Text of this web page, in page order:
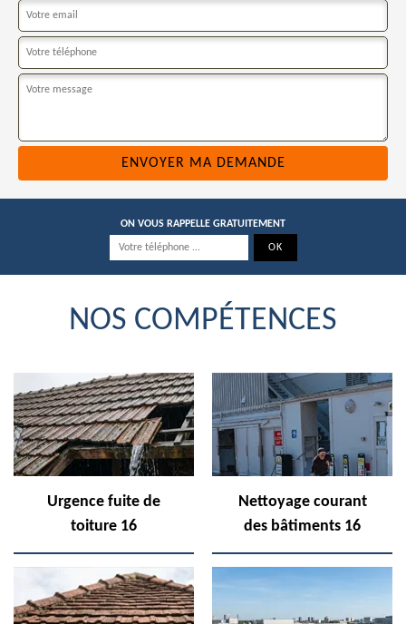
ON VOUS RAPPELLE GRATUITEMENT
NOS COMPÉTENCES
Urgence fuite de
toiture 16
Nettoyage courant
des bâtiments 16